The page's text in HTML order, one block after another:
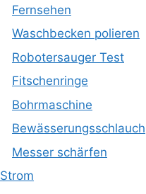
Fernsehen
Waschbecken polieren
Robotersauger Test
Fitschenringe
Bohrmaschine
Bewässerungsschlauch
Messer schärfen
Strom